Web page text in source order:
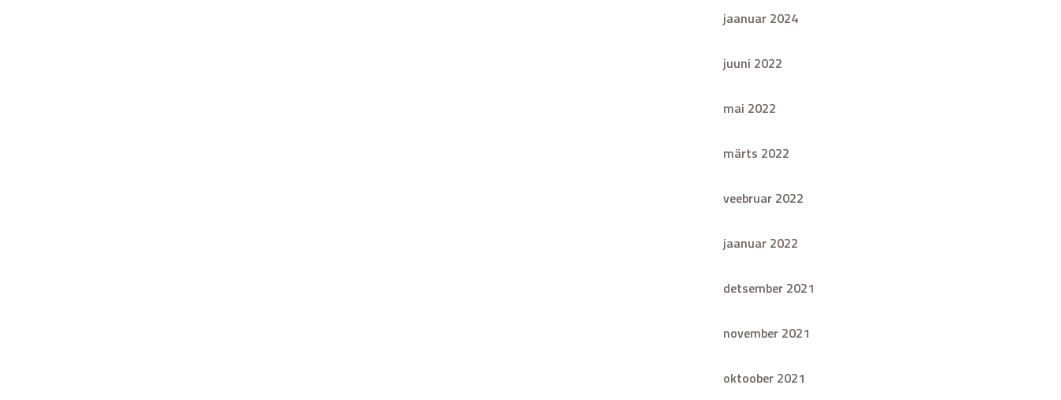
jaanuar 2024
juuni 2022
mai 2022
märts 2022
veebruar 2022
jaanuar 2022
detsember 2021
november 2021
oktoober 2021